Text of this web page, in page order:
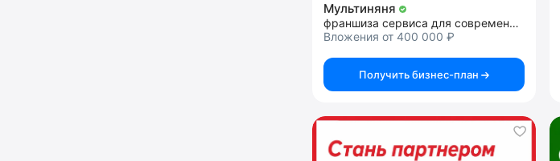
Мультиняня
франшиза сервиса для современных родителей
Вложения от 400 000 ₽
Получить бизнес-план